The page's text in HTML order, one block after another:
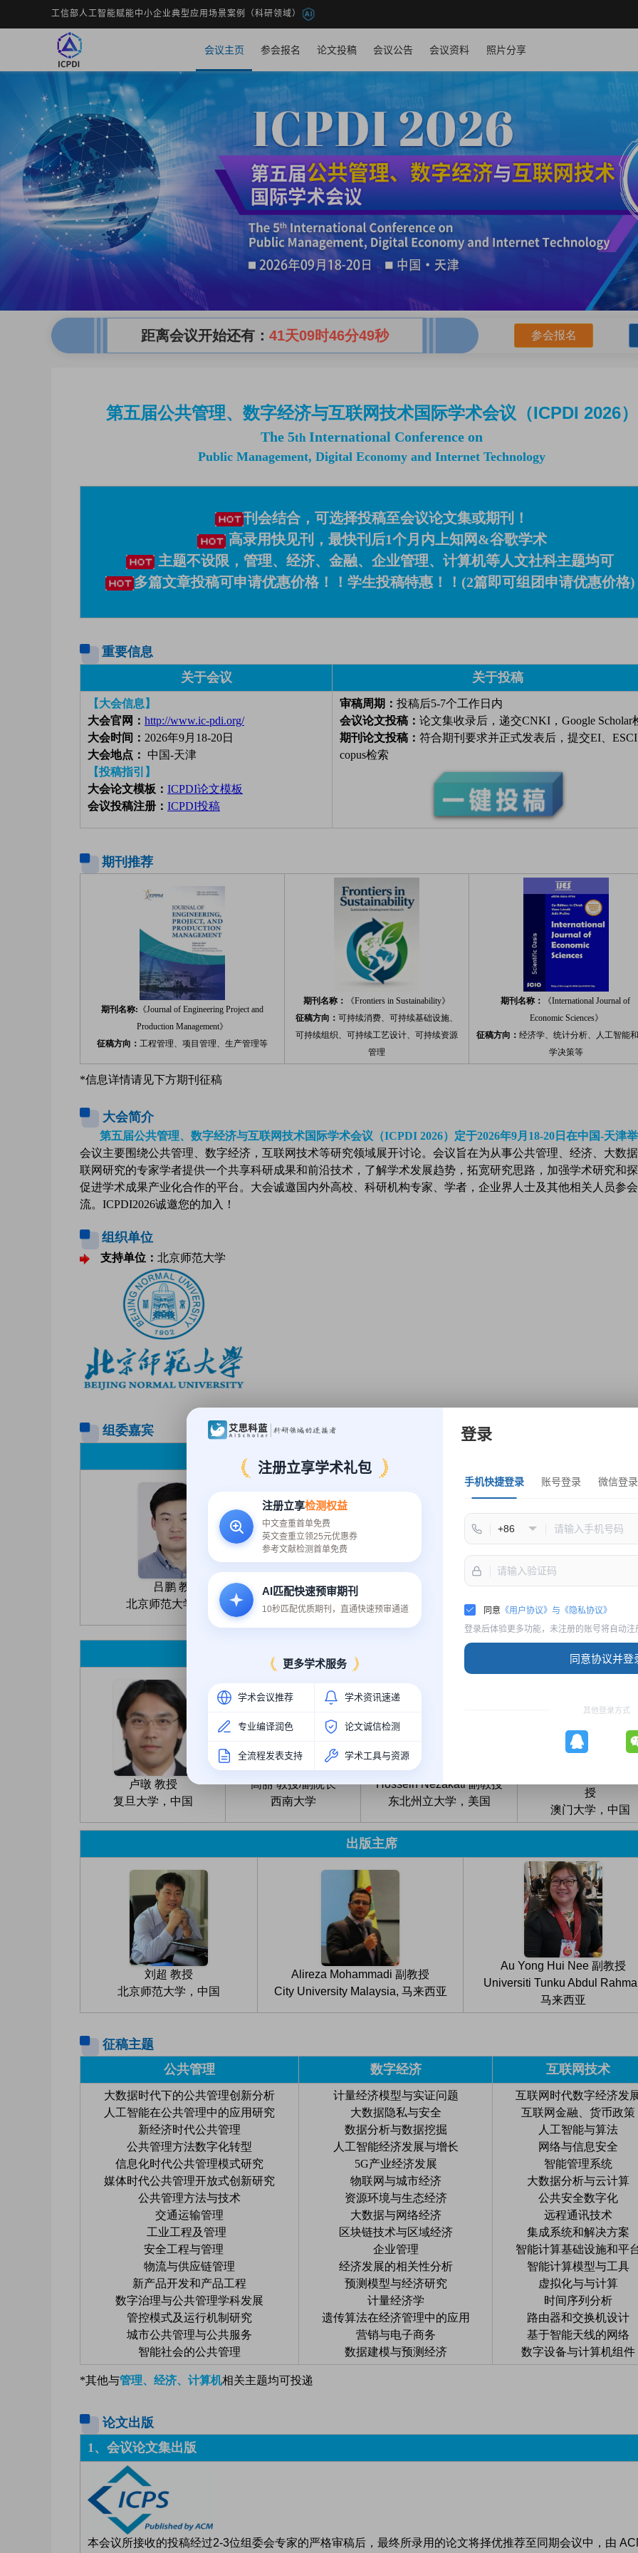
注册立享学术礼包
注册立享检测权益
中文查重首单免费
英文查重立领25元优惠券
参考文献检测首单免费
AI匹配快速预审期刊
10秒匹配优质期刊，直通快速预审通道
更多学术服务
学术会议推荐 学术资讯速递
专业编译润色 论文诚信检测
全流程发表支持 学术工具与资源
登录
手机快捷登录 账号登录 微信登录
同意 《用户协议》与《隐私协议》
登录后体验更多功能，未注册的账号将自动注
同意协议并登
其他登录方式
工信部人工智能赋能中小企业典型应用场景案例（科研领域）
会议主页 参会报名 论文投稿 会议公告 会议资料 照片分享
距离会议开始还有： 41天09时46分48秒 参会报名
第五届公共管理、数字经济与互联网技术国际学术会议（ICPDI 2026）
The 5th International Conference on
Public Management, Digital Economy and Internet Technology
刊会结合，可选择投稿至会议论文集或期刊！
高录用快见刊，最快刊后1个月内上知网&谷歌学术
主题不设限，管理、经济、金融、企业管理、计算机等人文社科主题均可
多篇文章投稿可申请优惠价格！！学生投稿特惠！！(2篇即可组团申请优惠价格)
重要信息
关于会议
关于投稿
【大会信息】
大会官网： http://www.ic-pdi.org/
大会时间： 2026年9月18-20日
大会地点：
中国-天津
【投稿指引】
大会论文模板： ICPDI论文模板
会议投稿注册： ICPDI投稿
审稿周期： 投稿后5-7个工作日内
会议论文投稿： 论文集收录后，递交CNKI，Google Scholar
期刊论文投稿： 符合期刊要求并正式发表后，提交EI、
copus检索
期刊推荐
期刊名称: 《Journal of Engineering Project and
Production Management》
征稿方向： 工程管理、项目管理、 生产管理等
期刊名称：
《Frontiers in Sustainability》
征稿方向： 可持续消费、 可持续基础设施、
可持续组织、 可持续工艺设计、 可持续资源
管理
期刊名称：
《International Journal of
Economic Sciences》
征稿方向： 经济学、 统计分析、
人工智能
学决策等
*信息详情请见下方期刊征稿
大会简介
第五届公共管理、数字经济与互联网技术国际学术会议（ICPDI 2026）定于2026年9月18-20日在中国-天津
会议主要围绕公共管理、数字经济，互联网技术等研究领域展开讨论。会议旨在为从事公共管理、经济、大数
联网研究的专家学者提供一个共享科研成果和前沿技术，了解学术发展趋势，拓宽研究思路，加强学术研究和
促进学术成果产业化合作的平台。大会诚邀国内外高校、科研机构专家、学者，企业界人士及其他相关人员参
流。ICPDI2026诚邀您的加入！
组织单位
支持单位： 北京师范大学
组委嘉宾
大会主席
吕鹏 教授
北京师范大学，中国
Universiti Tunku Abdul Rahman
马来西亚
Gautam Srivastava 教授
Brandon University, 加拿大
卢暾 教授
复旦大学，中国
高丽 教授/副院长
西南大学
Hossein Nezakati 副教授
东北州立大学，美国
授
澳门大学，中国
出版主席
刘超 教授
北京师范大学，中国
Alireza Mohammadi 副教授
City University Malaysia, 马来西亚
Au Yong Hui Nee 副教授
Universiti Tunku Abdul
马来西亚
征稿主题
公共管理
数字经济 互联网技术
大数据时代下的公共管理创新分析
人工智能在公共管理中的应用研究
新经济时代公共管理
公共管理方法数字化转型
信息化时代公共管理模式研究
媒体时代公共管理开放式创新研究
公共管理方法与技术
交通运输管理
工业工程及管理
安全工程与管理
物流与供应链管理
新产品开发和产品工程
数字治理与公共管理学科发展
管控模式及运行机制研究
城市公共管理与公共服务
智能社会的公共管理
计量经济模型与实证问题
大数据隐私与安全
数据分析与数据挖掘
人工智能经济发展与增长
5G产业经济发展
物联网与城市经济
资源环境与生态经济
大数据与网络经济
区块链技术与区域经济
企业管理
经济发展的相关性分析
预测模型与经济研究
计量经济学
遗传算法在经济管理中的应用
营销与电子商务
数据建模与预测经济
互联网时代数字经济发
互联网金融、货币政策
人工智能与算法
网络与信息安全
智能管理系统
大数据分析与云计算
公共安全数字化
远程通讯技术
集成系统和解决方案
智能计算基础设施和平
智能计算模型与工具
虚拟化与与计算
时间序列分析
路由器和交换机设计
基于智能天线的网络
数字设备与计算机组件
*其他与管理、经济、计算机相关主题均可投递
论文出版
1、会议论文集出版
本会议所接收的投稿经过2-3位组委会专家的严格审稿后，最终所录用的论文将择优推荐至同期会议中，由